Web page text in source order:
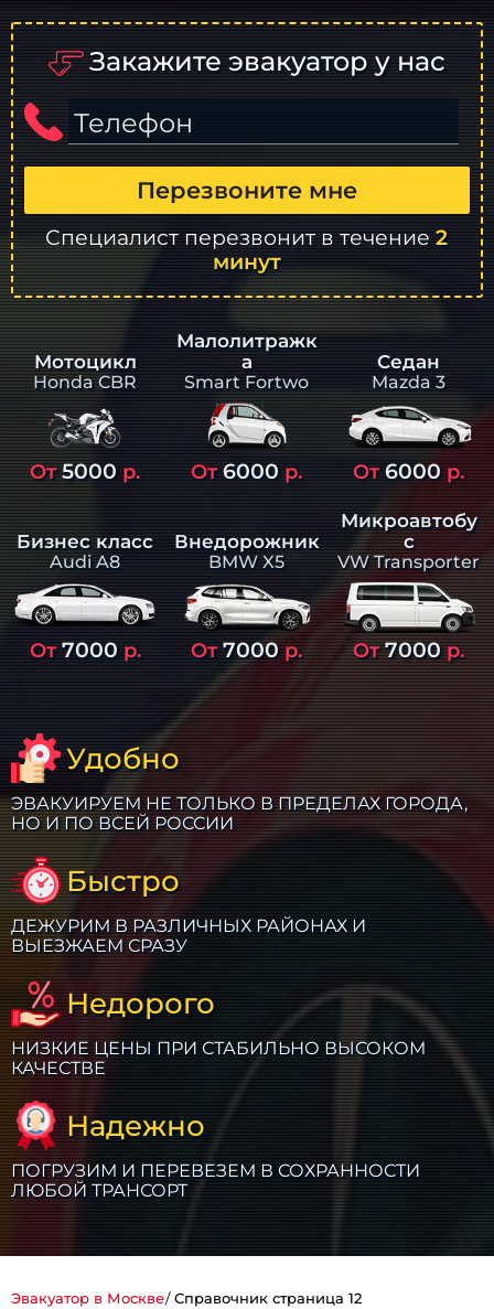
Закажите эвакуатор у нас
Телефон
Перезвоните мне
Специалист перезвонит в течение2
минут
Мотоцикл
Honda CBR
От5000 р.
Малолитражк
а
Smart Fortwo
От6000 р.
Седан
Mazda 3
От6000р.
Бизнес класс
Audi A8
От7000 р.
Внедорожник
BMW X5
От7000р.
Микроавтобу
с
VW Transporter
От7000р.
Удобно
ЭВАКУИРУЕМ НЕ ТОЛЬКО В ПРЕДЕЛАХ ГОРОДА,
НО И ПО ВСЕЙ РОССИИ
Быстро
ДЕЖУРИМ В РАЗЛИЧНЫХ РАЙОНАХ И
ВЫЕЗЖАЕМ СРАЗУ
Недорого
НИЗКИЕ ЦЕНЫ ПРИ СТАБИЛЬНО ВЫСОКОМ
КАЧЕСТВЕ
Надежно
ПОГРУЗИМ И ПЕРЕВЕЗЕМ В СОХРАННОСТИ
ЛЮБОЙ ТРАНСОРТ
Эвакуатор в Москве Справочник страница 12